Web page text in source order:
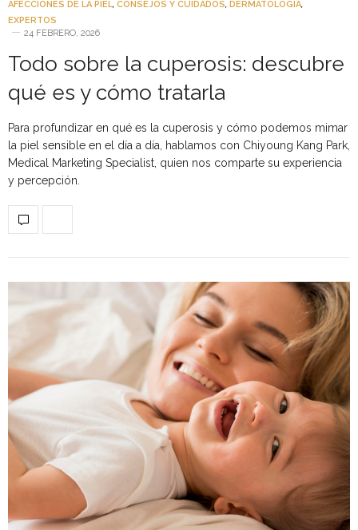
AFECCIONES DE LA PIEL, CONSEJOS Y CUIDADOS, DERMATOLOGÍA,
EXPERTOS
24 FEBRERO, 2026
Todo sobre la cuperosis: descubre
qué es y cómo tratarla
Para profundizar en qué es la cuperosis y cómo podemos mimar
la piel sensible en el día a día, hablamos con Chiyoung Kang Park,
Medical Marketing Specialist, quien nos comparte su experiencia
y percepción.